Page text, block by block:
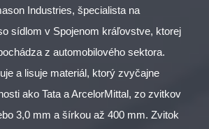
Industries, špecialista na
sídlom v Spojenom kráľovstve, ktorej
z automobilového sektora.
a lisuje materiál, ktorý zvyčajne
ako Tata a ArcelorMittal, zo zvitkov
3,0 mm a šírkou až 400 mm. Zvitok